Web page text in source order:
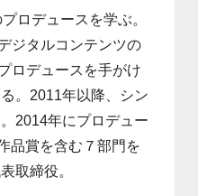
ロデュースを学ぶ。
ジタルコンテンツの
ロデュースを手がけ
。2011年以降、シン
2014年にプロデュー
品賞を含む７部門を
取締役。